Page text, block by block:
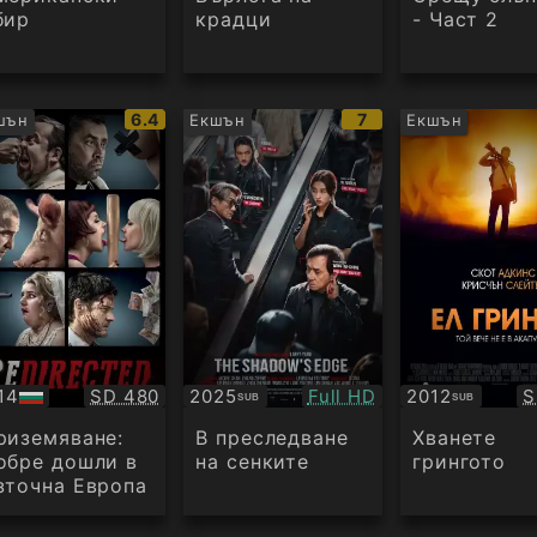
крадци
- Част 2
IMDb
рейтинг:
6.4
Качество:
SD 480
дошли в
Европа
Екшън
IMDb
рейтинг:
7
2025SUB
Субтитри Качество:
Full HD
В преследване
на сенките
Екшън
2012SUB
Субтитри
Хванете
грингото